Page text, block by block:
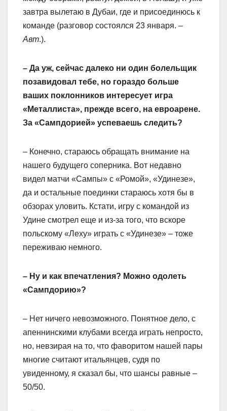
завтра вылетаю в Дубаи, где и присоединюсь к
команде (разговор состоялся 23 января. –
Авт.).
– Да уж, сейчас далеко ни один болельщик
позавидовал тебе, но гораздо больше
ваших поклонников интересует игра
«Металлиста», прежде всего, на евроарене.
За «Сампдорией» успеваешь следить?
– Конечно, стараюсь обращать внимание на
нашего будущего соперника. Вот недавно
видел матчи «Сампы» с «Ромой», «Удинезе»,
да и остальные поединки стараюсь хотя бы в
обзорах уловить. Кстати, игру с командой из
Удине смотрел еще и из-за того, что вскоре
польскому «Леху» играть с «Удинезе» – тоже
переживаю немного.
– Ну и как впечатления? Можно одолеть
«Сампдорию»?
– Нет ничего невозможного. Понятное дело, с
апеннинскими клубами всегда играть непросто,
но, невзирая на то, что фаворитом нашей пары
многие считают итальянцев, судя по
увиденному, я сказал бы, что шансы равные –
50/50.